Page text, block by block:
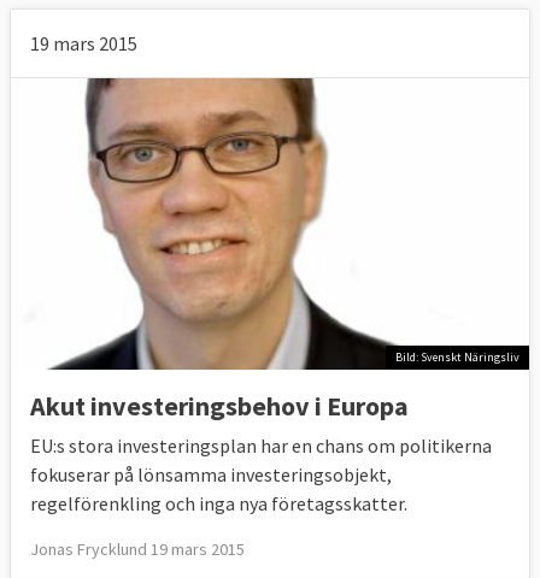
19 mars 2015
Bild: Svenskt Näringsliv
Akut investeringsbehov i Europa
EU:s stora investeringsplan har en chans om politikerna
fokuserar på lönsamma investeringsobjekt,
regelförenkling och inga nya företagsskatter.
Jonas Frycklund 19 mars 2015